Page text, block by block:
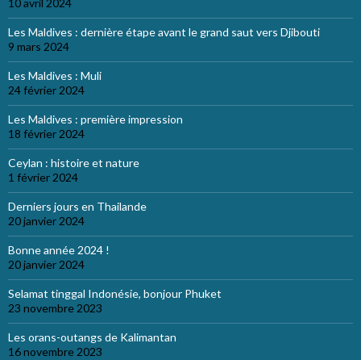
10 avril 2024
Les Maldives : dernière étape avant le grand saut vers Djibouti
9 mars 2024
Les Maldives : Muli
24 février 2024
Les Maldives : première impression
18 février 2024
Ceylan : histoire et nature
1 février 2024
Derniers jours en Thailande
20 janvier 2024
Bonne année 2024 !
20 janvier 2024
Selamat tinggal Indonésie, bonjour Phuket
23 novembre 2023
Les orans-outangs de Kalimantan
16 novembre 2023